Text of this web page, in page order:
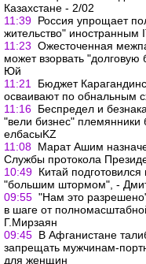
Казахстане - 2/02
11:39 Россия упрощает
жительство" иностранным
11:23 Ожесточенная
может взорвать
Юй
11:21
Бюджет
осваивают по обнальным
11:16 Беспредел и
"вели бизнес" племянники
елбасыKZ
11:08 Марат Ашим
Службы протокола
10:49 Китай подготовился
"большим штормом", -
09:55 "Нам это
в шаге от
Г.Мирзаян
09:45 В Афганистане
запрещать мужчинам-
для женщин